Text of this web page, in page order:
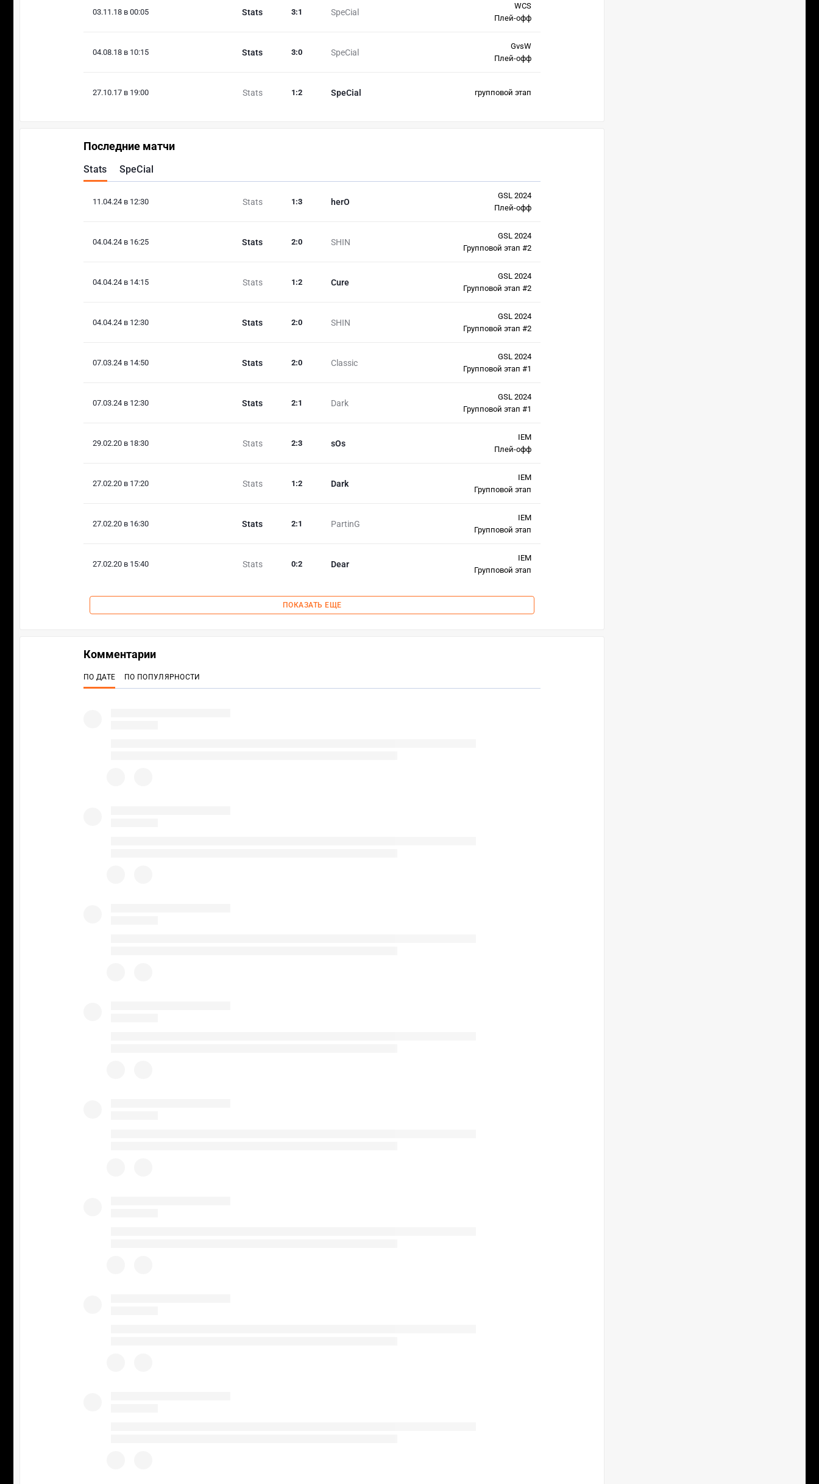
03.11.18 в 00:05 Stats SpeCial
3:1
WCS
Плей-офф
04.08.18 в 10:15 Stats SpeCial
3:0
GvsW
Плей-офф
27.10.17 в 19:00 Stats SpeCial
1 :2 групповой этап
Последние матчи
Stats SpeCial
11.04.24 в 12:30 Stats herO
1 :3
GSL 2024
Плей-офф
04.04.24 в 16:25 Stats SHIN
2:0
GSL 2024
Групповой этап #2
04.04.24 в 14:15 Stats Cure
1 :2
GSL 2024
Групповой этап #2
04.04.24 в 12:30 Stats SHIN
2:0
GSL 2024
Групповой этап #2
07.03.24 в 14:50 Stats Classic
2:0
GSL 2024
Групповой этап #1
07.03.24 в 12:30 Stats Dark
2:1
GSL 2024
Групповой этап #1
29.02.20 в 18:30 Stats sOs
2:3
IEM
Плей-офф
27.02.20 в 17:20 Stats Dark
1 :2
IEM
Групповой этап
27.02.20 в 16:30 Stats PartinG
2:1
IEM
Групповой этап
27.02.20 в 15:40 Stats Dear
0:2
IEM
Групповой этап
ПОКАЗАТЬ ЕЩЕ
Комментарии
ПО ДАТЕ ПО ПОПУЛЯРНОСТИ